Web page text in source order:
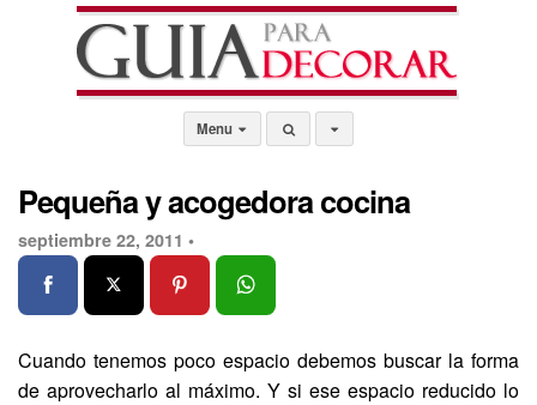
Menu
Pequeña y acogedora cocina
septiembre 22, 2011 •
Cuando tenemos poco espacio debemos buscar la forma
de aprovecharlo al máximo. Y si ese espacio reducido lo